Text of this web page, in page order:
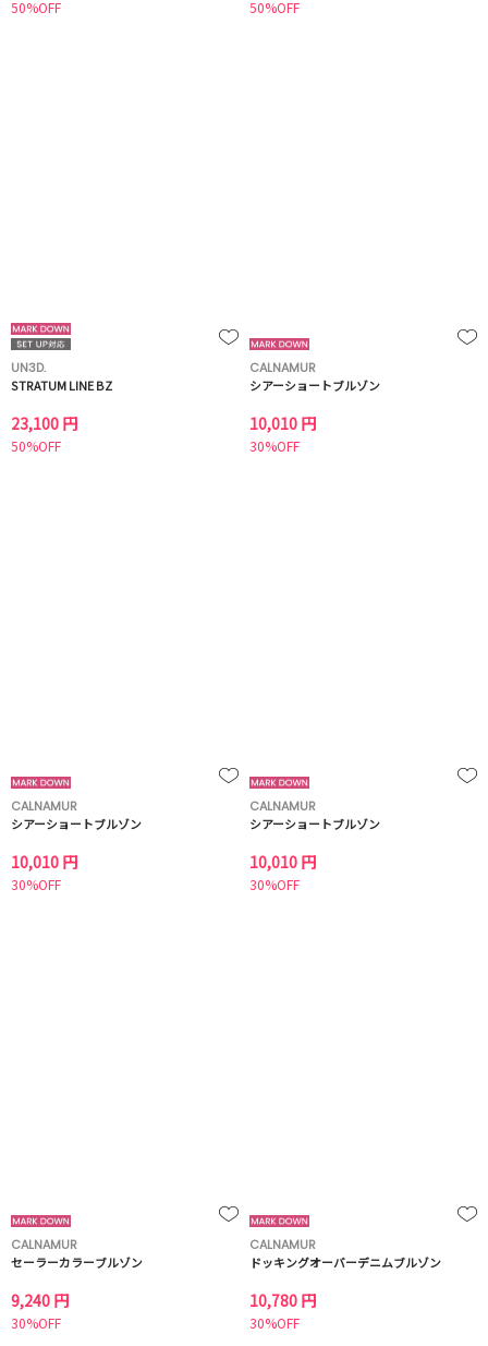
50%OFF 50%OFF
UN3D.
STRATUM LINE BZ
23,100 円
50%OFF
CALNAMUR
シアーショートブルゾン
10,010 円
30%OFF
CALNAMUR
シアーショートブルゾン
10,010 円
30%OFF
CALNAMUR
シアーショートブルゾン
10,010 円
30%OFF
CALNAMUR
セーラーカラーブルゾン
9,240 円
30%OFF
CALNAMUR
ドッキングオーバーデニムブルゾン
10,780 円
30%OFF